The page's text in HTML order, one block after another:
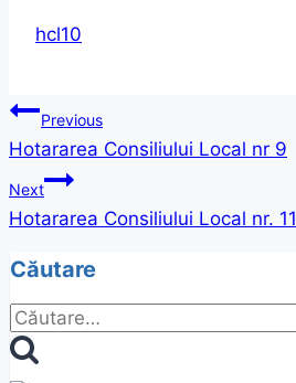
hcl10
Navigare
în
articole
Previous
Hotararea Consiliului Local nr 9
Next
Hotararea Consiliului Local nr. 11
Căutare
Caută
după: